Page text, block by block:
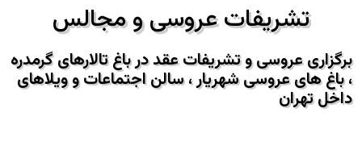
تشریفات عروسیو مجالس
برگزاری عروسیو تشریفات عقد درباغ تالارهای گرمدره
،باغ های عروسی شهریار،سالن اجتماعاتو ویلاهای
داخل تهران